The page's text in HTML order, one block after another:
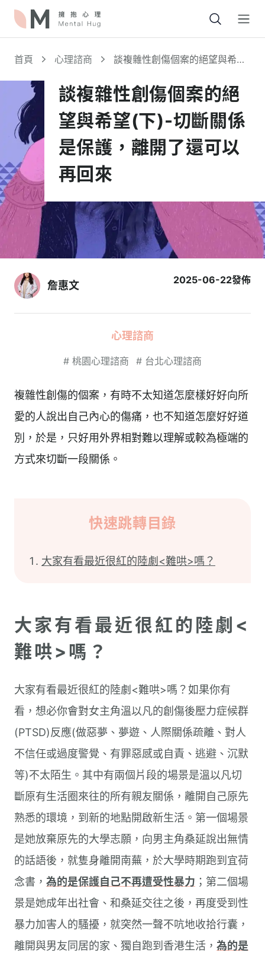
首頁 心理諮商
談複雜性創傷個案的絕望與希望
可以再回來
談複雜性創傷個案的絕
望與希望(下)-切斷關係
是保護，離開了還可以
再回來
詹惠文 2025-06-22發佈
心理諮商
# 桃園心理諮商 # 台北心理諮商
複雜性創傷的個案，有時不太知道怎麼樣好好向所
愛的人說出自己內心的傷痛，也不知道怎麼好好道
別，於是，只好用外界相對難以理解或較為極端的
方式來切斷一段關係。
快速跳轉目錄
大家有看最近很紅的陸劇<難哄>嗎？
大家有看最近很紅的陸劇<
難哄>嗎？
大家有看最近很紅的陸劇<難哄>嗎？如果你有
看，想必你會對女主角溫以凡的創傷後壓力症候群
(PTSD)反應(做惡夢、夢遊、人際關係疏離、對人
不信任或過度警覺、有罪惡感或自責、逃避、沉默
等)不太陌生。其中有兩個片段的場景是溫以凡切
斷原有生活圈來往的所有親友關係，離開自己原先
熟悉的環境，到新的地點開啟新生活。第一個場景
是她放棄原先的大學志願，向男主角桑延說出無情
的話語後，就隻身離開南蕪，於大學時期跑到宜荷
念書， 為的是保護自己不再遭受性暴力 ；第二個場
景是她成年出社會、和桑延交往之後，再度受到性
暴力加害人的騷擾，就突然一聲不吭地收拾行囊，
離開與男友同居的家、獨自跑到香港生活， 為的是